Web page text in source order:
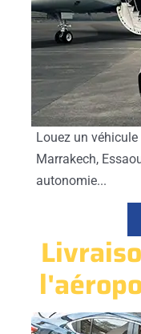
Louez un
Marrakech,
autonomie...